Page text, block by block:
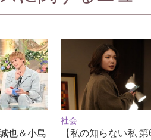
也＆小島
社会
【私の知らない私 第